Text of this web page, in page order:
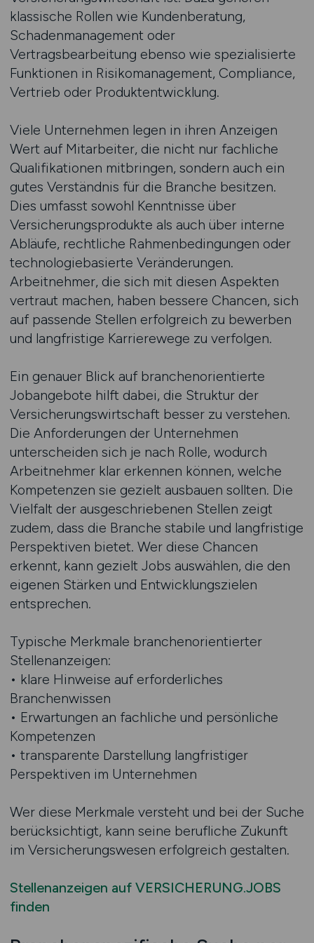
klassische Rollen wie Kundenberatung,
Schadenmanagement oder
Vertragsbearbeitung ebenso wie spezialisierte
Funktionen in Risikomanagement, Compliance,
Vertrieb oder Produktentwicklung.
Viele Unternehmen legen in ihren Anzeigen
Wert auf Mitarbeiter, die nicht nur fachliche
Qualifikationen mitbringen, sondern auch ein
gutes Verständnis für die Branche besitzen.
Dies umfasst sowohl Kenntnisse über
Versicherungsprodukte als auch über interne
Abläufe, rechtliche Rahmenbedingungen oder
technologiebasierte Veränderungen.
Arbeitnehmer, die sich mit diesen Aspekten
vertraut machen, haben bessere Chancen, sich
auf passende Stellen erfolgreich zu bewerben
und langfristige Karrierewege zu verfolgen.
Ein genauer Blick auf branchenorientierte
Jobangebote hilft dabei, die Struktur der
Versicherungswirtschaft besser zu verstehen.
Die Anforderungen der Unternehmen
unterscheiden sich je nach Rolle, wodurch
Arbeitnehmer klar erkennen können, welche
Kompetenzen sie gezielt ausbauen sollten. Die
Vielfalt der ausgeschriebenen Stellen zeigt
zudem, dass die Branche stabile und langfristige
Perspektiven bietet. Wer diese Chancen
erkennt, kann gezielt Jobs auswählen, die den
eigenen Stärken und Entwicklungszielen
entsprechen.
Typische Merkmale branchenorientierter
Stellenanzeigen:
• klare Hinweise auf erforderliches
Branchenwissen
• Erwartungen an fachliche und persönliche
Kompetenzen
• transparente Darstellung langfristiger
Perspektiven im Unternehmen
Wer diese Merkmale versteht und bei der Suche
berücksichtigt, kann seine berufliche Zukunft
im Versicherungswesen erfolgreich gestalten.
Stellenanzeigen auf VERSICHERUNG.JOBS
finden